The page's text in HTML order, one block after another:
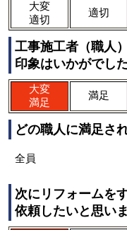
大変
適切
適切
工事施工者（職人
印象はいかがでし
大変
満足
満足
どの職人に満足さ
全員
次にリフォームを
依頼したいと思い